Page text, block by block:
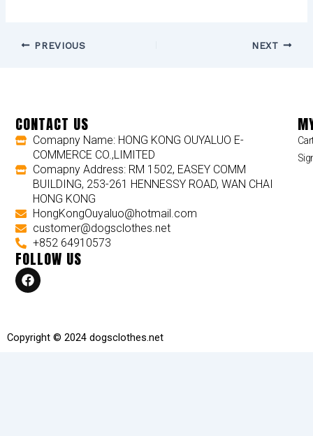
PREVIOUS NEXT
CONTACT US
Comapny Name: HONG KONG OUYALUO E-
COMMERCE CO.,LIMITED
Comapny Address: RM 1502, EASEY COMM
BUILDING, 253-261 HENNESSY ROAD, WAN CHAI
HONG KONG
HongKongOuyaluo@hotmail.com
customer@dogsclothes.net
+852 64910573
FOLLOW US
F
a
c
o
o
Copyright © 2024 dogsclothes.net